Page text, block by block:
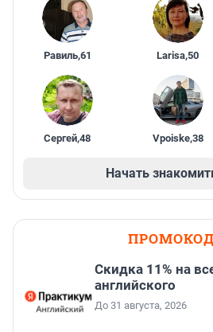
Равиль,61 Larisa,50
Сергей,48 Vpoiske,38
Начать
Скидка 11% на
английского
До 31 августа, 2026